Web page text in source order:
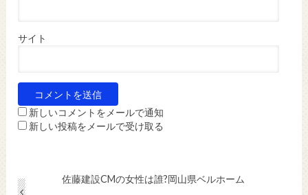
サイト
新しいコメントをメールで通知
新しい投稿をメールで受け取る
佐藤建設CMの女性は誰?岡山県ベルホーム